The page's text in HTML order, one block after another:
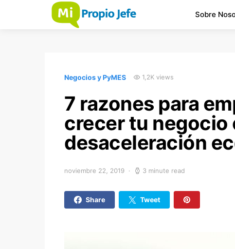
Sobre
Negocios y PyMES 1,2K views
7 razones para
crecer tu negocio
desaceleración
noviembre 22, 2019 3 minute read
Share Tweet